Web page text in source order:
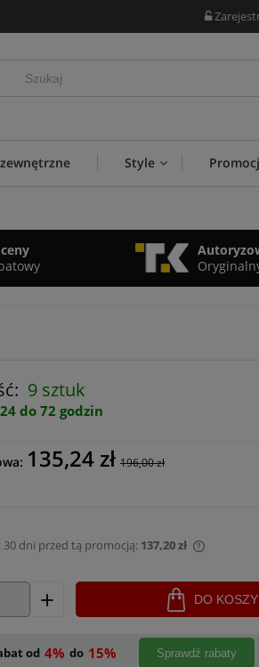
Style
9 sztuk
24 do 72 godzin
135,24 zł 196,00 zł
30 dni przed tą promocją: 137,20 zł
jest sprzedawany krócej niż
wyświetlana jest najniższa cena od
kiedy produkt pojawił się w
+ DO
od 4% do 15% Sprawdź rabaty